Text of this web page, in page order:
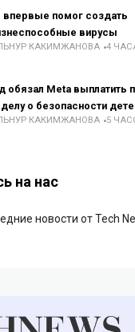
впервые помог создать
вирусы
КАКИМЖАНОВА 4
обязал Meta выплатить
о безопасности
КАКИМЖАНОВА 5
на нас
новости от Tech